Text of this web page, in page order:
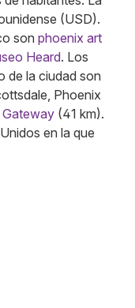
(USD).
son phoenix art
Heard. Los
de la ciudad son
Phoenix
Gateway (41 km).
en la que